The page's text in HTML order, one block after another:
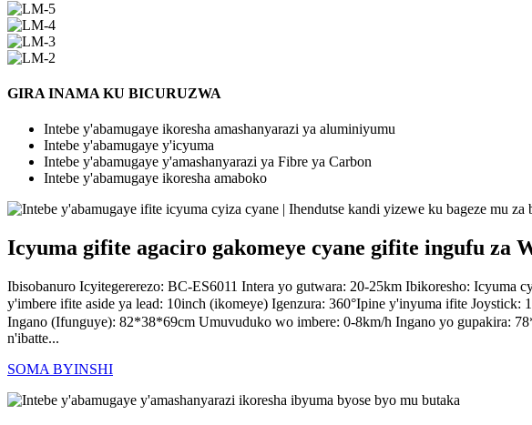
GIRA INAMA KU BICURUZWA
Intebe y'abamugaye ikoresha amashanyarazi ya aluminiyumu
Intebe y'abamugaye y'icyuma
Intebe y'abamugaye y'amashanyarazi ya Fibre ya Carbon
Intebe y'abamugaye ikoresha amaboko
Icyuma gifite agaciro gakomeye cyane gifite ingufu za
Ibisobanuro Icyitegererezo: BC-ES6011 Intera yo gutwara: 20-25km Ibikoresho:
y'imbere ifite aside ya lead: 10inch (ikomeye) Igenzura: 360°Ipine y'inyuma ifite
Ingano (Ifunguye): 82*38*69cm Umuvuduko wo imbere: 0-8km/h Ingano yo gupakira:
n'ibatte...
SOMA BYINSHI